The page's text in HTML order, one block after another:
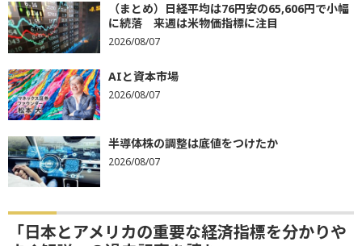
（まとめ）日経平均は76円安の65,606円で小幅
に続落 来週は米物価指標に注目
2026/08/07
AIと資本市場
2026/08/07
半導体株の調整は底値をつけたか
2026/08/07
「日本とアメリカの重要な経済指標を分かりや